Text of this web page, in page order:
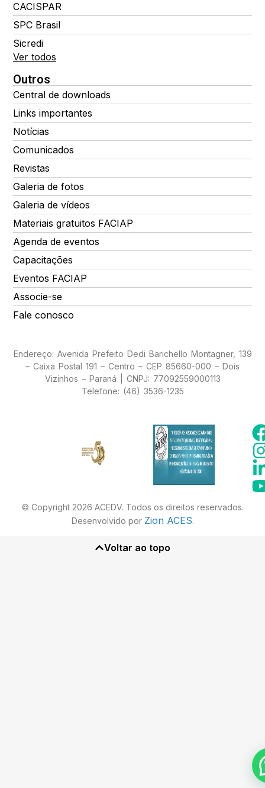
CACISPAR
SPC Brasil
Sicredi
Ver todos
Outros
Central de downloads
Links importantes
Notícias
Comunicados
Revistas
Galeria de fotos
Galeria de vídeos
Materiais gratuitos FACIAP
Agenda de eventos
Capacitações
Eventos FACIAP
Associe-se
Fale conosco
Endereço: Avenida Prefeito Dedi Barichello Montagner, 139
– Caixa Postal 191 – Centro – CEP 85660-000 – Dois
Vizinhos – Paraná | CNPJ: 77092559000113
Telefone: (46) 3536-1235
© Copyright 2026 ACEDV. Todos os direitos reservados.
Desenvolvido por Zion ACES.
Voltar ao topo